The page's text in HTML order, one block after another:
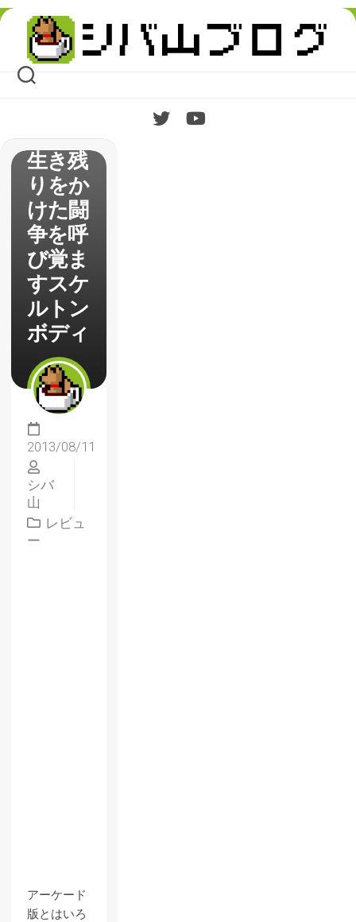
Skip
content
曼蛇】
生き残
りをか
けた闘
争を呼
び覚ま
すスケ
ルトン
ボディ
2013/08/11
シバ
山
レビュ
ー
アーケード
版とはいろ